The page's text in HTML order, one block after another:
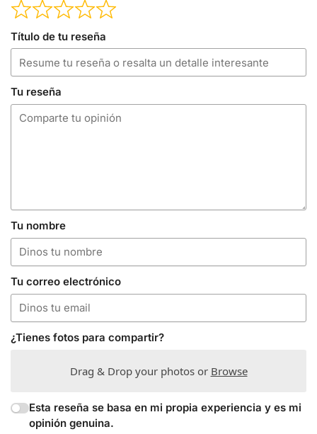
Título de tu reseña
Tu reseña
Tu nombre
Tu correo electrónico
¿Tienes fotos para compartir?
Drag & Drop your photos or Browse
Esta reseña se basa en mi propia experiencia y es mi
opinión genuina.